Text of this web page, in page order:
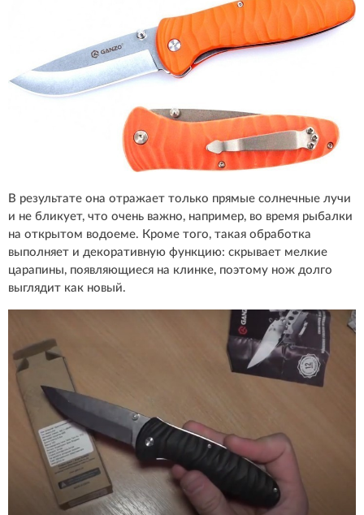
В результате она отражает только прямые солнечные лучи
и не бликует, что очень важно, например, во время рыбалки
на открытом водоеме. Кроме того, такая обработка
выполняет и декоративную функцию: скрывает мелкие
царапины, появляющиеся на клинке, поэтому нож долго
выглядит как новый.